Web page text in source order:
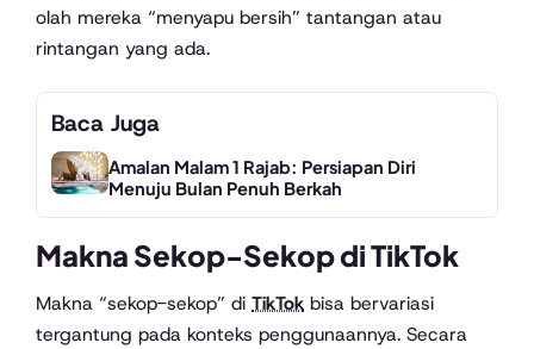
olah mereka “menyapu bersih” tantangan atau
rintangan yang ada.
Baca Juga
Amalan Malam 1 Rajab: Persiapan Diri
Menuju Bulan Penuh Berkah
Makna Sekop-Sekop di TikTok
Makna “sekop-sekop” di TikTok bisa bervariasi
tergantung pada konteks penggunaannya. Secara